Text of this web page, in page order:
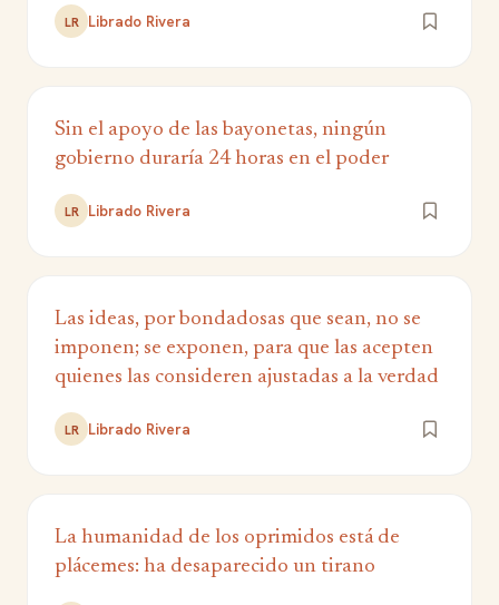
LR Librado Rivera
Sin el apoyo de las bayonetas, ningún
gobierno duraría 24 horas en el poder
LR Librado Rivera
Las ideas, por bondadosas que sean, no se
imponen; se exponen, para que las acepten
quienes las consideren ajustadas a la verdad
LR Librado Rivera
La humanidad de los oprimidos está de
plácemes: ha desaparecido un tirano